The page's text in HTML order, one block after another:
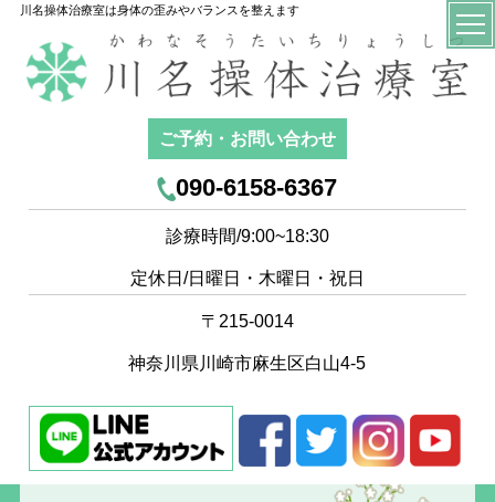
川名操体治療室は身体の歪みやバランスを整えます
ご予約・お問い合わせ
090-6158-6367
診療時間/9:00~18:30
定休日/日曜日・木曜日・祝日
〒215-0014
神奈川県川崎市麻生区白山4-5